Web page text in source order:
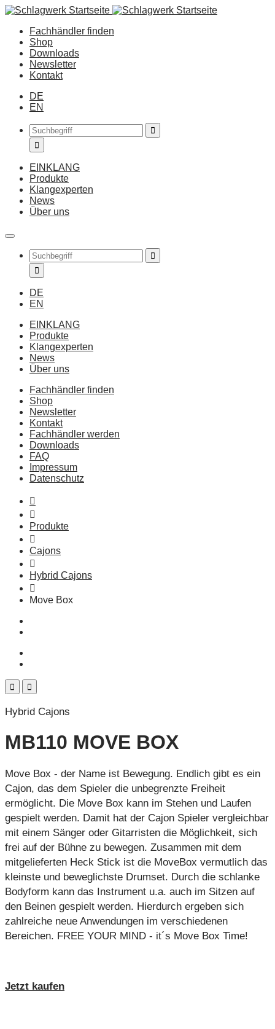
Fachhändler finden
Shop
Downloads
Newsletter
Kontakt
DE
EN
EINKLANG
Produkte
Klangexperten
News
Über uns
DE
EN
EINKLANG
Produkte
Klangexperten
News
Über uns
Fachhändler finden
Shop
Newsletter
Kontakt
Fachhändler werden
Downloads
FAQ
Impressum
Datenschutz
Produkte
Cajons
Hybrid Cajons
Move Box
Hybrid Cajons
MB110 MOVE BOX
Move Box - der Name ist Bewegung. Endlich gibt es ein
Cajon, das dem Spieler die unbegrenzte Freiheit
ermöglicht. Die Move Box kann im Stehen und Laufen
gespielt werden. Damit hat der Cajon Spieler vergleichbar
mit einem Sänger oder Gitarristen die Möglichkeit, sich
frei auf der Bühne zu bewegen. Zusammen mit dem
mitgelieferten Heck Stick ist die MoveBox vermutlich das
kleinste und beweglichste Drumset. Durch die schlanke
Bodyform kann das Instrument u.a. auch im Sitzen auf
den Beinen gespielt werden. Hierdurch ergeben sich
zahlreiche neue Anwendungen im verschiedenen
Bereichen. FREE YOUR MIND - it´s Move Box Time!
Jetzt kaufen